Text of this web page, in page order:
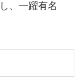
し、一躍有名